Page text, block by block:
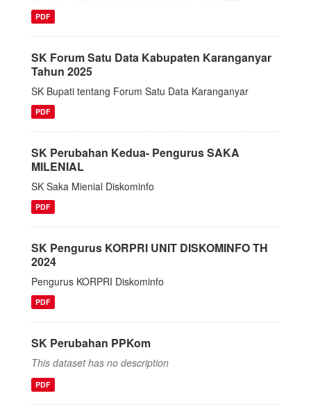
PDF
SK Forum Satu Data Kabupaten Karanganyar
Tahun 2025
SK Bupati tentang Forum Satu Data Karanganyar
PDF
SK Perubahan Kedua- Pengurus SAKA
MILENIAL
SK Saka Mienial Diskominfo
PDF
SK Pengurus KORPRI UNIT DISKOMINFO TH
2024
Pengurus KORPRI Diskominfo
PDF
SK Perubahan PPKom
This dataset has no description
PDF